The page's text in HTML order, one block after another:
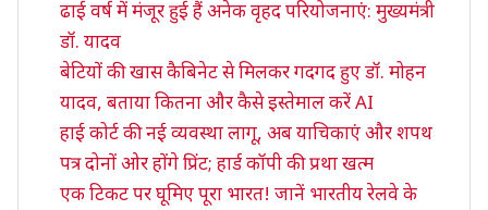
ढाई वर्ष में मंजूर हुई हैं अनेक वृहद परियोजनाएं: मुख्यमंत्री
डॉ. यादव
बेटियों की खास कैबिनेट से मिलकर गदगद हुए डॉ. मोहन
यादव, बताया कितना और कैसे इस्तेमाल करें AI
हाई कोर्ट की नई व्यवस्था लागू, अब याचिकाएं और शपथ
पत्र दोनों ओर होंगे प्रिंट; हार्ड कॉपी की प्रथा खत्म
एक टिकट पर घूमिए पूरा भारत! जानें भारतीय रेलवे के